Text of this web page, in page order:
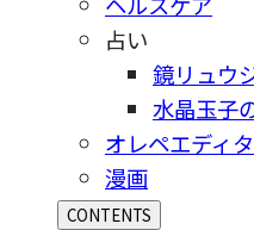
占い
鏡リュウ
水晶玉子
オレペエディ
漫画
CONTENTS